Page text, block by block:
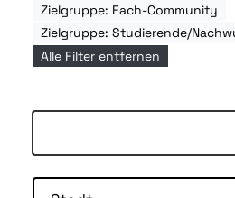
Zielgruppe: Fach-Community
Zielgruppe: Studierende/
Alle Filter entfernen